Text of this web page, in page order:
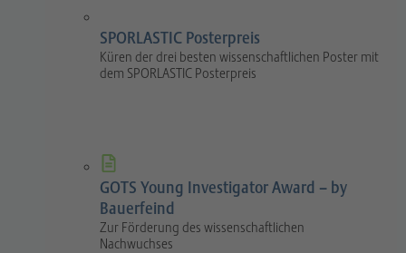
SPORLASTIC Posterpreis
Küren der drei besten wissenschaftlichen Poster mit
dem SPORLASTIC Posterpreis
GOTS Young Investigator Award – by
Bauerfeind
Zur Förderung des wissenschaftlichen
Nachwuchses